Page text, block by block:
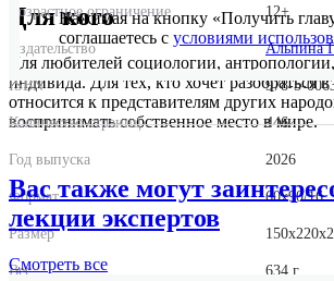
Для кого
Для любителей социологии,
индивида. Для тех, кто хочет разобраться
относится к представителям других
воспринимать собственное место в мире.
Возрастное ограничение 12+
Издательство Альпина
ISBN 978-5-
Количество страниц 446
Год выпуска 2026
Формат 60x90/16
Размер
Вес 634 г.
Нажимая на кнопку «Получить
соглашаетесь с условиями
Вас также могут
лекции экспертов
Смотреть все